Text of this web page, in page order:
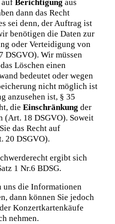
auf Berichtigung aus
dann das Recht
sei denn, der Auftrag ist
benötigen die Daten zur
oder Verteidigung von
DSGVO). Wir müssen
Löschen einen
bedeutet oder wegen
nicht möglich ist
anzusehen ist, § 35
die Einschränkung der
(Art. 18 DSGVO). Soweit
das Recht auf
20 DSGVO).
ergibt sich
1 Nr.6 BDSG.
uns die Informationen
dann können Sie jedoch
Konzertkartenkäufe
nehmen.